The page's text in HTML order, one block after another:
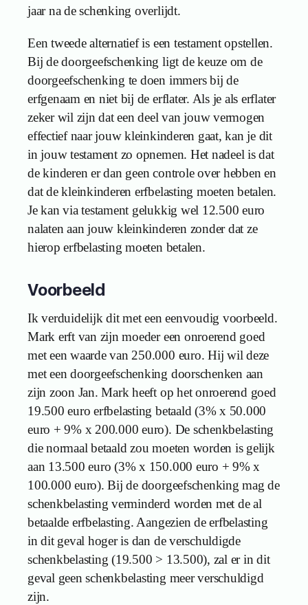
jaar na de schenking overlijdt.
Een tweede alternatief is een testament opstellen.
Bij de doorgeefschenking ligt de keuze om de
doorgeefschenking te doen immers bij de
erfgenaam en niet bij de erflater. Als je als erflater
zeker wil zijn dat een deel van jouw vermogen
effectief naar jouw kleinkinderen gaat, kan je dit
in jouw testament zo opnemen. Het nadeel is dat
de kinderen er dan geen controle over hebben en
dat de kleinkinderen erfbelasting moeten betalen.
Je kan via testament gelukkig wel 12.500 euro
nalaten aan jouw kleinkinderen zonder dat ze
hierop erfbelasting moeten betalen.
Voorbeeld
Ik verduidelijk dit met een eenvoudig voorbeeld.
Mark erft van zijn moeder een onroerend goed
met een waarde van 250.000 euro. Hij wil deze
met een doorgeefschenking doorschenken aan
zijn zoon Jan. Mark heeft op het onroerend goed
19.500 euro erfbelasting betaald (3% x 50.000
euro + 9% x 200.000 euro). De schenkbelasting
die normaal betaald zou moeten worden is gelijk
aan 13.500 euro (3% x 150.000 euro + 9% x
100.000 euro). Bij de doorgeefschenking mag de
schenkbelasting verminderd worden met de al
betaalde erfbelasting. Aangezien de erfbelasting
in dit geval hoger is dan de verschuldigde
schenkbelasting (19.500 > 13.500), zal er in dit
geval geen schenkbelasting meer verschuldigd
zijn.